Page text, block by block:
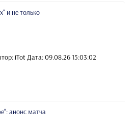
и не только
iTot Дата: 09.08.26 15:03:02
анонс матча